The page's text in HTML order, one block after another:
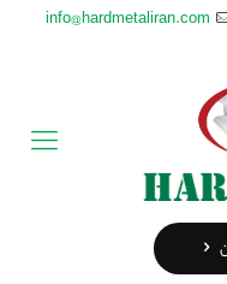
info@hardmetaliran.com